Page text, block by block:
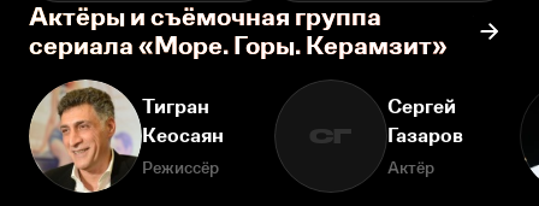
Актёры и съёмочная группа
сериала «Море. Горы. Керамзит»
Тигран
Кеосаян
Режиссёр
СГ
Сергей
Газаров
Актёр